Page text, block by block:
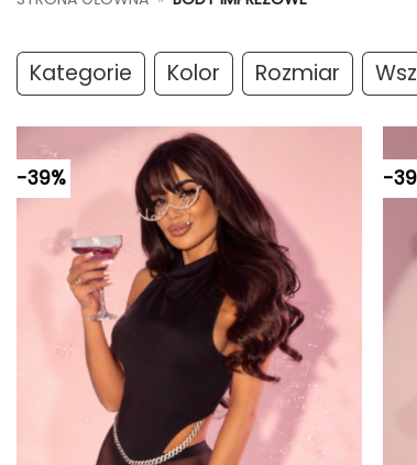
Kategorie Kolor Rozmiar
-39%
ulubionych
-